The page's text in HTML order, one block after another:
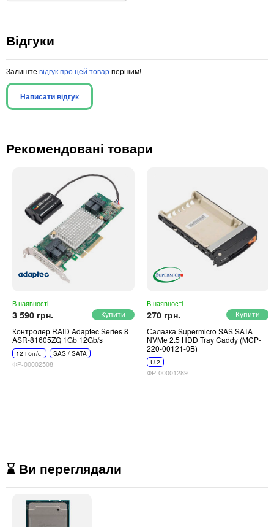
Відгуки
Залиште відгук про цей товарпершим!
Написати відгук
Рекомендовані товари
В наявності
3 590 грн.
Контролер RAID Adaptec Series 8
ASR-81605ZQ 1Gb 12Gb/s
12 Гбіт/с SAS / SATA
ФР-00002508
В наявності
270 грн.
Салазка Supermicro SAS SATA
NVMe 2.5 HDD Tray Caddy (MCP-
220-00121-0B)
U.2
ФР-00001289
⌛ Ви переглядали